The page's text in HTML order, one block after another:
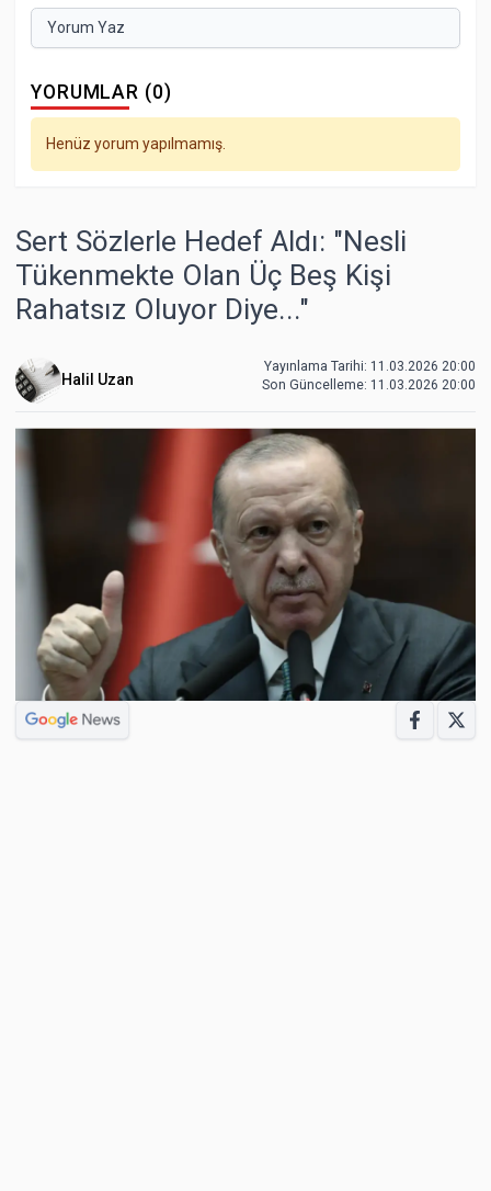
Yorum Yaz
YORUMLAR (0)
Henüz yorum yapılmamış.
Sert Sözlerle Hedef Aldı: "Nesli
Tükenmekte Olan Üç Beş Kişi
Rahatsız Oluyor Diye..."
Halil Uzan
Yayınlama Tarihi: 11.03.2026 20:00
Son Güncelleme: 11.03.2026 20:00